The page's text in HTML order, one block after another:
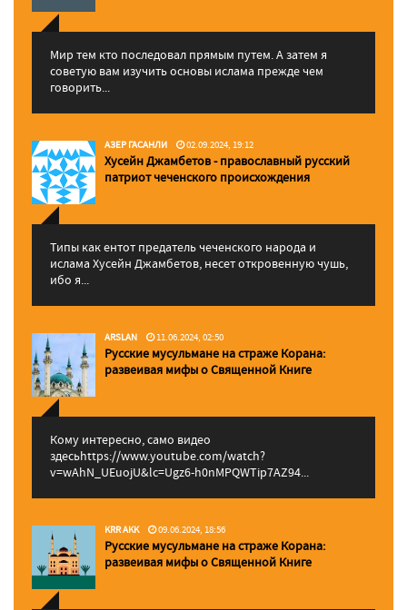
Мир тем кто последовал прямым путем. А затем я
советую вам изучить основы ислама прежде чем
говорить...
АЗЕР ГАСАНЛИ 02.09.2024, 19:12
Хусейн Джамбетов - православный русский
патриот чеченского происхождения
Типы как ентот предатель чеченского народа и
ислама Хусейн Джамбетов, несет откровенную чушь,
ибо я...
ARSLAN 11.06.2024, 02:50
Русские мусульмане на страже Корана:
pазвеивая мифы о Священной Книге
Кому интересно, само видео
здесьhttps://www.youtube.com/watch?
v=wAhN_UEuojU&lc=Ugz6-h0nMPQWTip7AZ94...
KRR AKK 09.06.2024, 18:56
Русские мусульмане на страже Корана:
pазвеивая мифы о Священной Книге